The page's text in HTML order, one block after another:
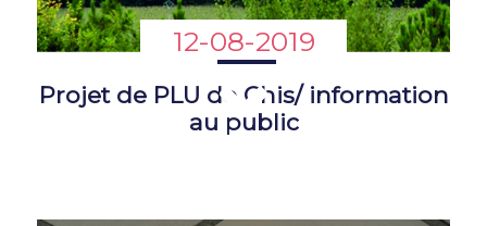
12-08-2019
Projet de PLU de Chis/ information
au public